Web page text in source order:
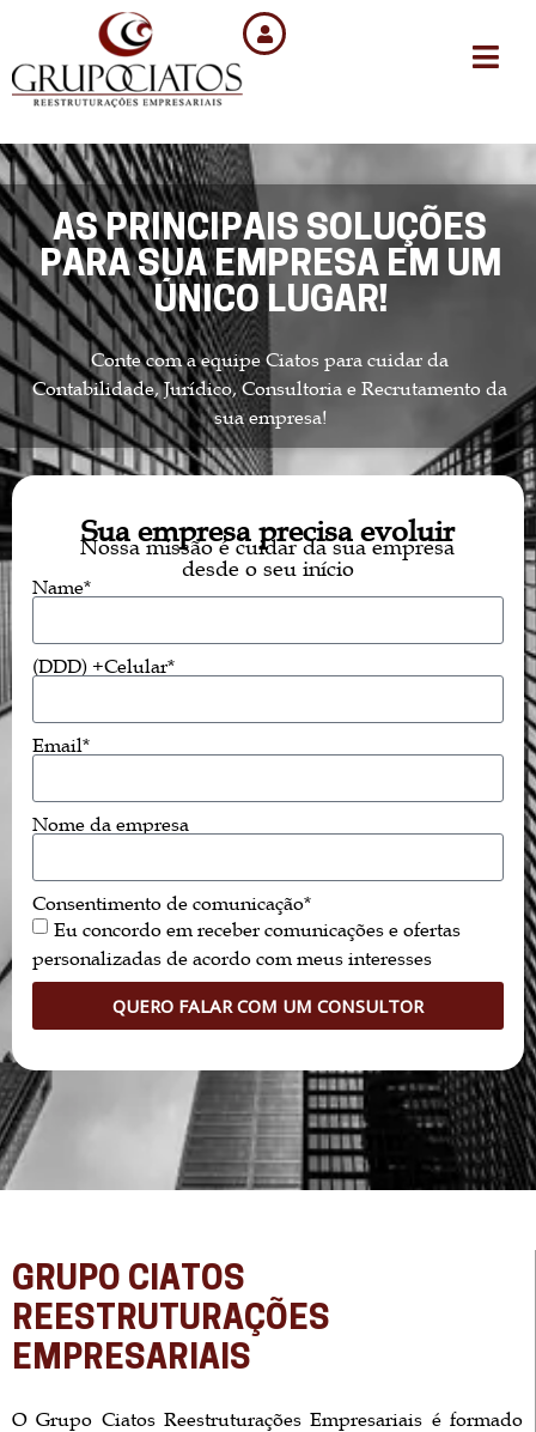
AS PRINCIPAIS SOLUÇÕES
PARA SUA EMPRESA EM UM
ÚNICO LUGAR!
Conte com a equipe Ciatos para cuidar da
Contabilidade, Jurídico, Consultoria e Recrutamento da
sua empresa!
Sua empresa precisa evoluir
Nossa missão é cuidar da sua empresa
desde o seu início
Name*
(DDD) +Celular*
Email*
Nome da empresa
Consentimento de comunicação*
Eu concordo em receber comunicações e ofertas
personalizadas de acordo com meus interesses
QUERO FALAR COM UM CONSULTOR
GRUPO CIATOS
REESTRUTURAÇÕES
EMPRESARIAIS
O Grupo Ciatos Reestruturações Empresariais é formado